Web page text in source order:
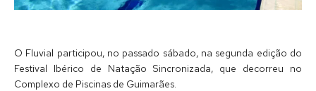
O Fluvial participou, no passado sábado, na segunda edição do
Festival Ibérico de Natação Sincronizada, que decorreu no
Complexo de Piscinas de Guimarães.